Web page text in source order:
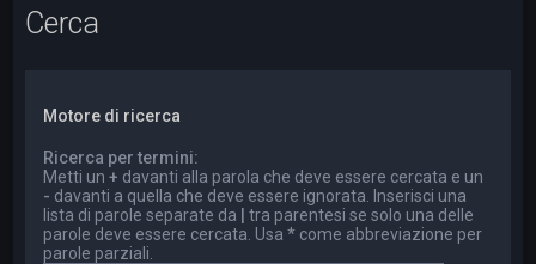
Cerca
Motore di ricerca
Ricerca per termini:
Metti un+ davanti alla parola che deve essere cercata e un
- davanti a quella che deve essere ignorata. Inserisci una
lista di parole separate da
tra parentesi se solo una delle
parole deve essere cercata. Usa * come abbreviazione per
parole parziali.